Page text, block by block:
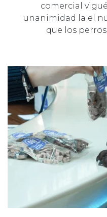
comercial
unanimidad la el
que los